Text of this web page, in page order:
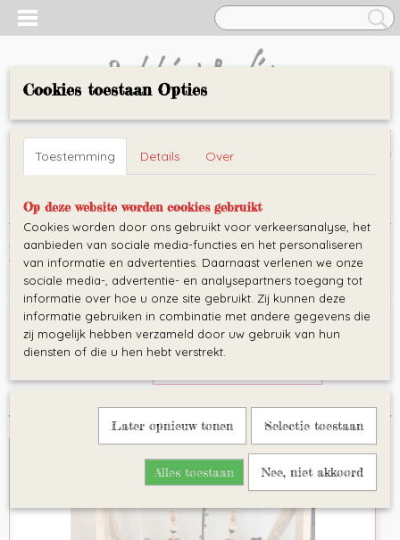
Inloggen Registreren
UW WINKELWAGEN
(0)
Home >Babygym> Babygym
Babygym
Babygym
Cookies toestaan Opties
Toestemming Details Over
Op deze website worden cookies gebruikt
Cookies worden door ons gebruikt voor verkeersanalyse, het
aanbieden van sociale media-functies en het personaliseren
van informatie en advertenties. Daarnaast verlenen we onze
sociale media-, advertentie- en analysepartners toegang tot
informatie over hoe u onze site gebruikt. Zij kunnen deze
informatie gebruiken in combinatie met andere gegevens die
zij mogelijk hebben verzameld door uw gebruik van hun
diensten of die u hen hebt verstrekt.
Later opnieuw tonen Selectie toestaan
Alles toestaan Nee, niet akkoord